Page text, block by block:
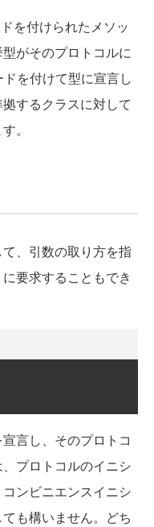
を付けられたメソッ
がそのプロトコルに
を付けて型に宣言し
するクラスに対して
。
、引数の取り方を指
要求することもでき
言し、そのプロトコ
プロトコルのイニシ
ンビニエンスイニシ
も構いません。どち